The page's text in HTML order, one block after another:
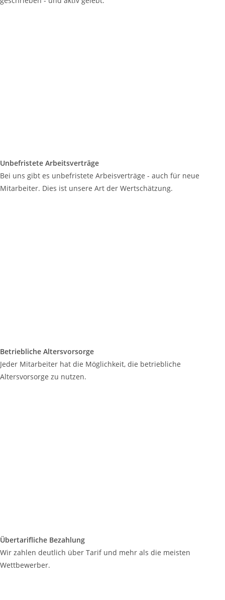
Unbefristete Arbeitsverträge
Bei uns gibt es unbefristete Arbeisverträge - auch für neue
Mitarbeiter. Dies ist unsere Art der Wertschätzung.
Betriebliche Altersvorsorge
Jeder Mitarbeiter hat die Möglichkeit, die betriebliche
Altersvorsorge zu nutzen.
Übertarifliche Bezahlung
Wir zahlen deutlich über Tarif und mehr als die meisten
Wettbewerber.